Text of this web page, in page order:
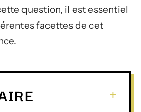
question, il est essentiel
facettes de cet